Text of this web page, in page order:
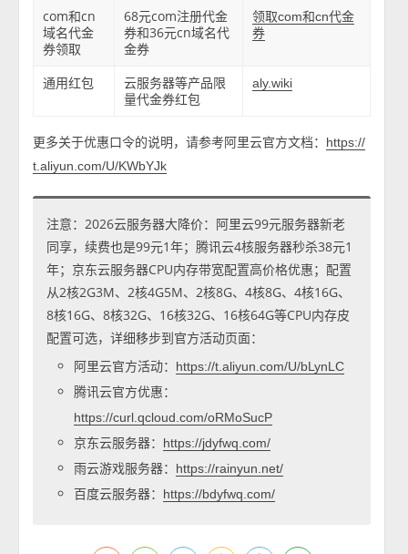
com和cn
域名代金
券领取
68元com注册代金
券和36元cn域名代
金券
领取com和cn代金
券
通用红包
云服务器等产品限
量代金券红包
aly.wiki
更多关于优惠口令的说明，请参考阿里云官方文档：
https://
t.aliyun.com/U/KWbYJk
注意：2026云服务器大降价：阿里云99元服务器新老
同享，续费也是99元1年；腾讯云4核服务器秒杀38元1
年；京东云服务器CPU内存带宽配置高价格优惠；配置
从2核2G3M、2核4G5M、2核8G、4核8G、4核16G、
8核16G、8核32G、16核32G、16核64G等CPU内存皮
配置可选，详细移步到官方活动页面：
阿里云官方活动：
https://t.aliyun.com/U/bLynLC
腾讯云官方优惠：
https://curl.qcloud.com/oRMoSucP
京东云服务器： https://jdyfwq.com/
雨云游戏服务器： https://rainyun.net/
百度云服务器： https://bdyfwq.com/